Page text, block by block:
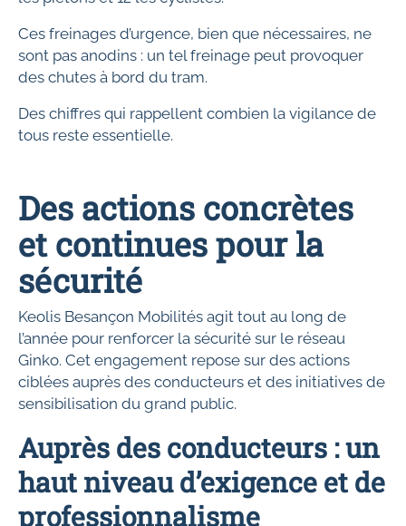
Ces freinages d’urgence, bien que nécessaires, ne
sont pas anodins : un tel freinage peut provoquer
des chutes à bord du tram.
Des chiffres qui rappellent combien la vigilance de
tous reste essentielle.
Des actions concrètes
et continues pour la
sécurité
Keolis Besançon Mobilités agit tout au long de
l’année pour renforcer la sécurité sur le réseau
Ginko. Cet engagement repose sur des actions
ciblées auprès des conducteurs et des initiatives de
sensibilisation du grand public.
Auprès des conducteurs : un
haut niveau d’exigence et de
professionnalisme